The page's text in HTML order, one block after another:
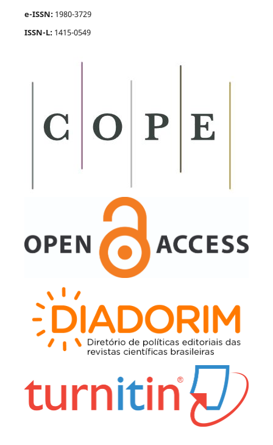
e-ISSN: 1980-3729
ISSN-L: 1415-0549